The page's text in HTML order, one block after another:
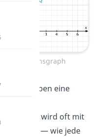
am Funktionsgraph
beschreiben eine
eine
. Sie wird oft mit
und hat — wie jede